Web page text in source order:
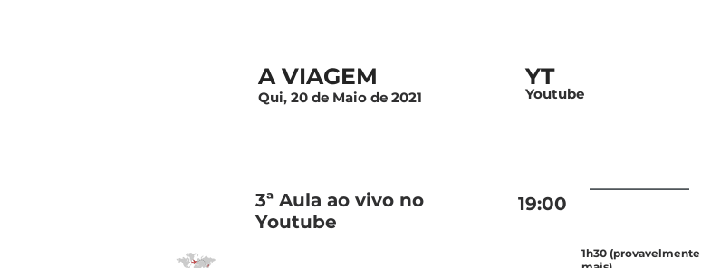
A VIAGEM
Qui, 20 de Maio de 2021
YT
Youtube
3ª Aula ao vivo no
Youtube
19:00
1h30 (provavelmente